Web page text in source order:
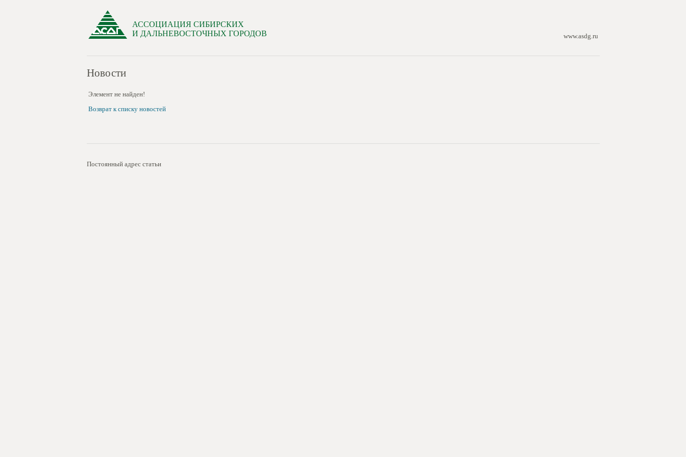
АССОЦИАЦИЯ СИБИРСКИХ
И ДАЛЬНЕВОСТОЧНЫХ ГОРОДОВ
www.asdg.ru
Новости
Элемент не найден!
Возврат к списку новостей
Постоянный адрес статьи